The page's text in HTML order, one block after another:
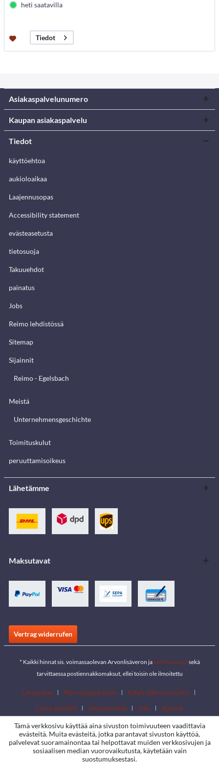
heti saatavilla
Tiedot
Asiakaspalvelunumero
Kaupan asiakaspalvelu
Tiedot
käyttöehtoa
aukioloaikaa
Laajennusopas
Accessibility statement
evästeasetusta
tietosuoja
Takuuehdot
painatus
Jobs
Reimo lehdistössä
Sitemap
Sijainnit
Reimo - Egelsbach
Meistä
Unternehmensgeschichte
Toimituskulut
peruuttamisoikeus
Lähetämme
Maksutavat
Vertrag widerrufen
* Kaikki hinnat sis. voimassaolevan Arvonlisäveron jatoimituskulutsekä
tarvittaessa postiennakkomaksut, ellei toisin ole ilmoitettu
Latausalue Myymäläpaikannin
Ryhdy jälleenmyyjäksi
Lataa luettelot
yhteyshenkilö Jobs Sijainnit
Tämä verkkosivu käyttää aina sivuston toimivuuteen vaadittavia
evästeitä. Muita evästeitä, jotka parantavat sivuston käyttöä,
palvelevat suoramainontaa tai helpottavat muiden verkkosivujen ja
sosiaalisen median vuorovaikutusta, käytetään vain
suostumuksestasi.